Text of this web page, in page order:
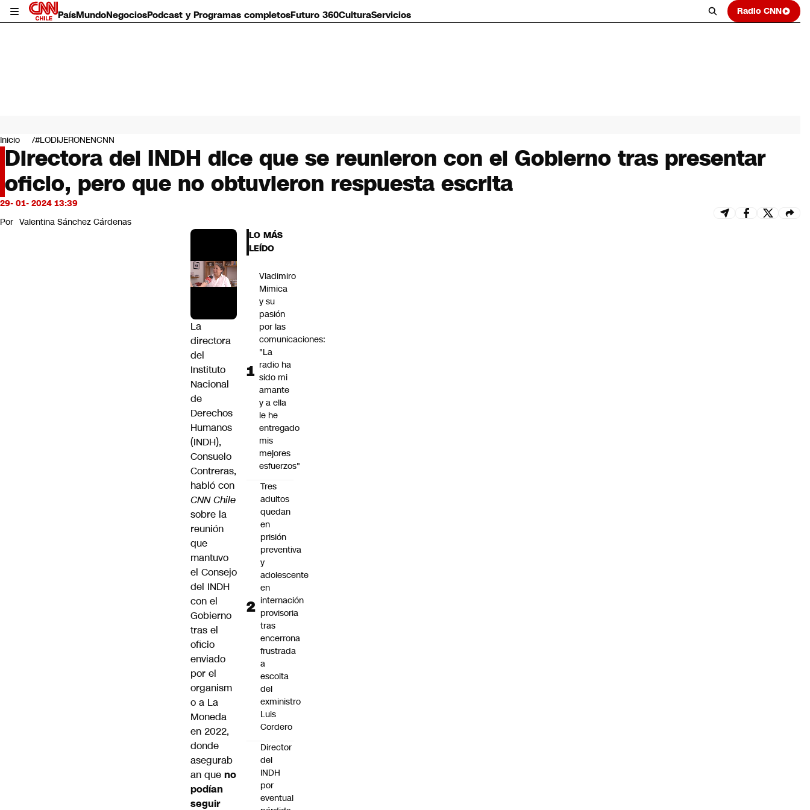
PaísMundoNegociosPodcast y Programas completosFuturo 360CulturaServicios Radio CNN
Mundo
Negocios
Deportes
Programas completos
Cultura
Servicios
Bits
CNN Data
Inicio #LODIJERONENCNN
Directora del INDH dice que se reunieron con el Gobierno tras presentar
oficio, pero que no obtuvieron respuesta escrita
29- 01- 2024 13:39
Por Valentina Sánchez Cárdenas
La
directora
del
Instituto
Nacional
de
Derechos
Humanos
(INDH),
Consuelo
Contreras,
habló con
CNN Chile
sobre la
reunión
que
mantuvo
el Consejo
del INDH
con el
Gobierno
tras el
oficio
enviado
por el
organism
o a La
Moneda
en 2022,
donde
asegurab
an que no
podían
seguir
LO MÁS
LEÍDO
Vladimiro
Mimica
y su
pasión
por las
comunicaciones:
"La
radio ha
sido mi
amante
y a ella
le he
entregado
mis
mejores
esfuerzos"
Tres
adultos
quedan
en
prisión
preventiva
y
adolescente
en
internación
provisoria
tras
encerrona
frustrada
a
escolta
del
exministro
Luis
Cordero
Director
del
INDH
por
eventual